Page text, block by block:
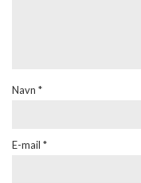
Navn *
E-mail *